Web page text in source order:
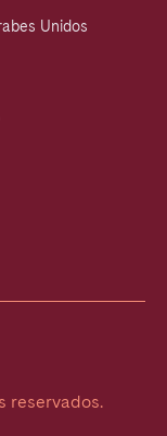
Unidos
reservados.